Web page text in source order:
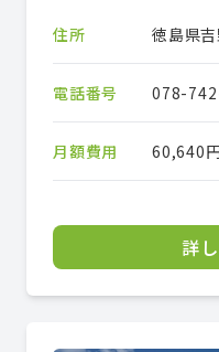
住所 徳島県
電話番号 078-
月額費用 60,640
詳